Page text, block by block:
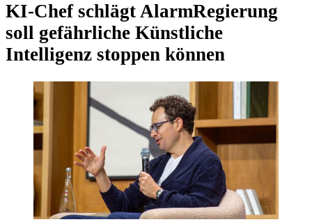
KI-Chef schlägt AlarmRegierung
soll gefährliche Künstliche
Intelligenz stoppen können